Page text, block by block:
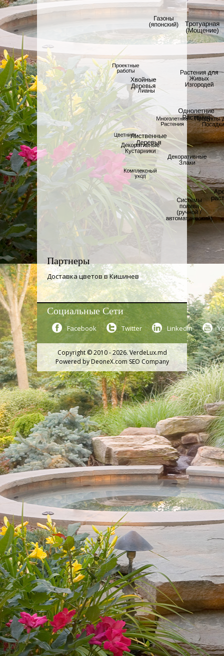
Партнеры
Доставка цветов в Кишинев
Социальные Сети
Facebook Twitter LinkedIn
Copyright © 2010 - 2026. VerdeLux.md
Powered byDeoneX.com SEO Company